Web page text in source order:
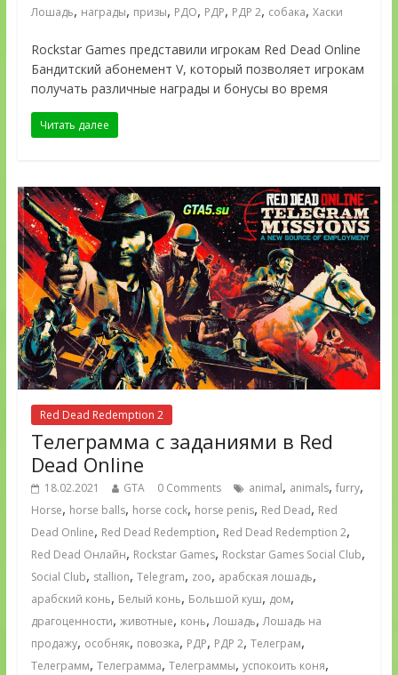
Лошадь, награды, призы, РДО, РДР, РДР 2, собака, Хаски
Rockstar Games представили игрокам Red Dead Online
Бандитский абонемент V, который позволяет игрокам
получать различные награды и бонусы во время
Читать далее
Red Dead Redemption 2
Телеграмма с заданиями в Red
Dead Online
18.02.2021 GTA 0 Comments animal, animals, furry,
Horse, horse balls, horse cock, horse penis, Red Dead, Red
Dead Online, Red Dead Redemption, Red Dead Redemption 2,
Red Dead Онлайн, Rockstar Games, Rockstar Games Social Club,
Social Club, stallion, Telegram, zoo, арабская лошадь,
арабский конь, Белый конь, Большой куш, дом,
драгоценности, животные, конь,Лошадь,Лошадь на
продажу, особняк, повозка, РДР, РДР 2, Телеграм,
Телеграмм, Телеграмма, Телеграммы, успокоить коня,